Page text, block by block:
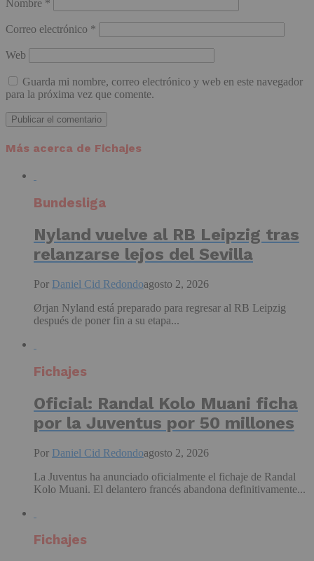
Nombre *
Correo electrónico *
Web
Guarda mi nombre, correo electrónico y web en este navegador
para la próxima vez que comente.
Más acerca de Fichajes
Bundesliga
Nyland vuelve al RB Leipzig tras
relanzarse lejos del Sevilla
Por Daniel Cid Redondoagosto 2, 2026
Ørjan Nyland está preparado para regresar al RB Leipzig
después de poner fin a su etapa...
Fichajes
Oficial: Randal Kolo Muani ficha
por la Juventus por 50 millones
Por Daniel Cid Redondoagosto 2, 2026
La Juventus ha anunciado oficialmente el fichaje de Randal
Kolo Muani. El delantero francés abandona definitivamente...
Fichajes